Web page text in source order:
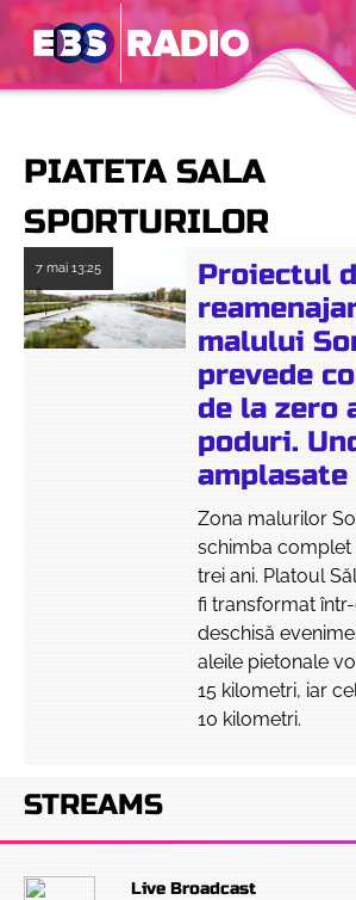
PIATETA SALA
SPORTURILOR
7 mai 13:25
Proiectul
malului
prevede
de la zero
poduri.
amplasate
Zona malurilor
schimba complet
trei ani. Platoul
fi transformat
deschisă
aleile pietonale
15 kilometri, iar
10 kilometri.
STREAMS
Live Broadcast